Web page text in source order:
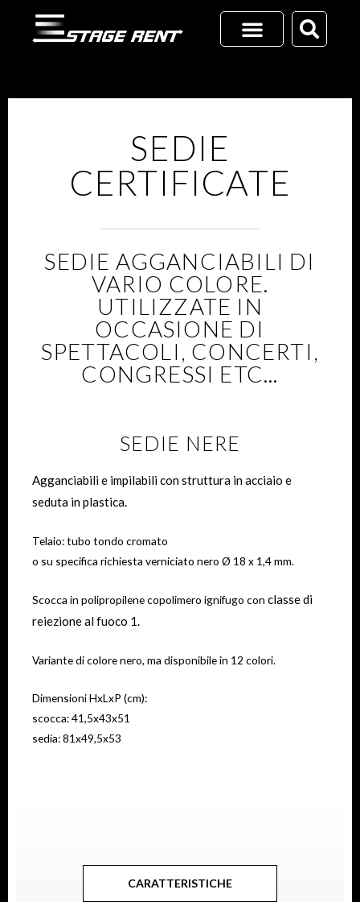
SEDIE
CERTIFICATE
SEDIE AGGANCIABILI DI
VARIO COLORE.
UTILIZZATE IN
OCCASIONE DI
SPETTACOLI, CONCERTI,
CONGRESSI ETC...
SEDIE NERE
Agganciabili e impilabili con struttura in acciaio e
seduta in plastica.
Telaio: tubo tondo cromato
o su specifica richiesta verniciato nero Ø 18 x 1,4 mm.
Scocca in polipropilene copolimero ignifugo con classe di
reiezione al fuoco 1.
Variante di colore nero, ma disponibile in 12 colori.
Dimensioni HxLxP (cm):
scocca: 41,5x43x51
sedia: 81x49,5x53
CARATTERISTICHE